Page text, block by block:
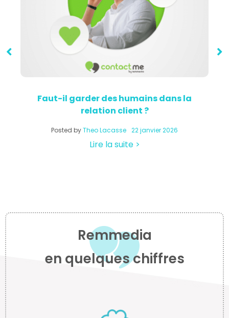
Faut-il garder des humains dans la
relation client ?
Posted byTheo Lacasse 22 janvier 2026
Lire la suite >
Remmedia
en quelques chiffres